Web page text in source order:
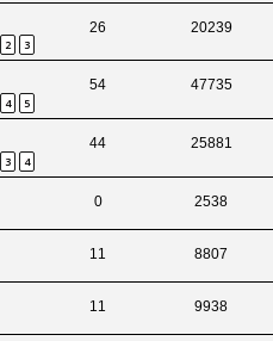
2 3
26 20239
4 5
54 47735
3 4
44 25881
0 2538
11 8807
11 9938